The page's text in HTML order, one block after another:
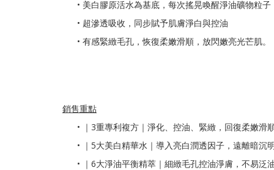
• 美白膠原活水為基底，每次搖晃喚醒淨油礦物粒子
• 超滲透吸收，同步賦予肌膚淨白與控油
• 有感緊緻毛孔，恢復柔嫩滑順，放閃嫩亮光芒肌。
銷售重點
• ｜3重專利複方｜淨化、控油、緊緻，回復柔嫩滑
• ｜5大美白精華水｜導入亮白潤透因子，遠離暗沉
• ｜6大淨油平衡精萃｜細緻毛孔控油淨膚，不易泛